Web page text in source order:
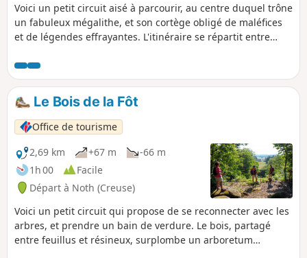
Voici un petit circuit aisé à parcourir, au centre duquel trône
un fabuleux mégalithe, et son cortège obligé de maléfices
et de légendes effrayantes. L'itinéraire se répartit entre
parcours santé entre le dolmen et le bourg.
Le Bois de la Fôt
Office de tourisme
2,69 km
+67 m
-66 m
1h 00
Facile
Départ à Noth (Creuse)
Voici un petit circuit qui propose de se reconnecter avec les
arbres, et prendre un bain de verdure. Le bois, partagé
entre feuillus et résineux, surplombe un arboretum